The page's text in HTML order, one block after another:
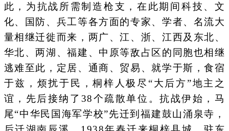
此，为抗战所需制造枪支，在此期间科技、文
化、国防、兵工等各方面的专家、学者、名流大
量相继迁徙而来，两广、江、浙、江西及东北、
华北、两湖、福建、中原等敌占区的同胞也相继
逃难至此，定居、通商、贸易、就学于斯，食宿
于兹，烦扰于民，桐梓人极尽“大后方”地主之
谊，先后接纳了38个疏散单位。抗战伊始，马
尾“中华民国海军学校”先迁到福建鼓山涌泉寺，